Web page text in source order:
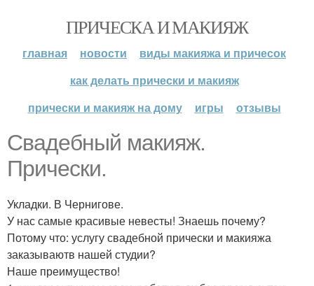
ПРИЧЕСКА И МАКИЯЖ
главная новости
виды макияжа и причесок
как делать прически и макияж
прически и макияж на дому
игры отзывы
Свадебный макияж.
Прически.
Укладки. В Чернигове.
У нас самые красивые невесты! Знаешь почему?
Потому что: услугу свадебной прически и макияжа
заказываютв нашей студии?
Наше преимущество!